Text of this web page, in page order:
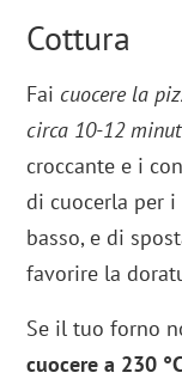
Cottura
Fai cuocere la
circa 10-12
croccante e i
di cuocerla per
basso, e di
favorire la
Se il tuo forno
cuocere a 230